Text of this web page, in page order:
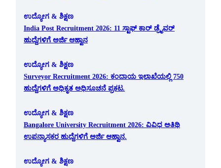
ಉದ್ಯೋಗ & ಶಿಕ್ಷಣ
India Post Recruitment 2026: 11 ಸ್ಟಾಫ್ ಕಾರ್ ಡ್ರೈವರ್
ಹುದ್ದೆಗಳಿಗೆ ಅರ್ಜಿ ಆಹ್ವಾನ
ಉದ್ಯೋಗ & ಶಿಕ್ಷಣ
Surveyor Recruitment 2026: ಕಂದಾಯ ಇಲಾಖೆಯಲ್ಲಿ 750
ಹುದ್ದೆಗಳಿಗೆ ಅಧಿಕೃತ ಅಧಿಸೂಚನೆ ಪ್ರಕಟ.
ಉದ್ಯೋಗ & ಶಿಕ್ಷಣ
Bangalore University Recruitment 2026: ವಿವಿಧ ಅತಿಥಿ
ಉಪನ್ಯಾಸಕರ ಹುದ್ದೆಗಳಿಗೆ ಅರ್ಜಿ ಆಹ್ವಾನ.
ಉದ್ಯೋಗ & ಶಿಕ್ಷಣ